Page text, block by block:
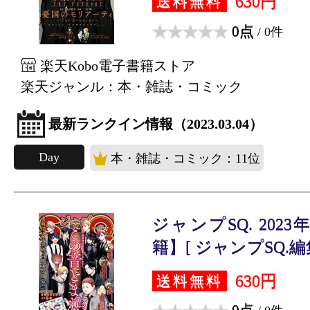
0点 / 0件
楽天Kobo電子書籍ストア
楽天ジャンル：本・雑誌・コミック
最新ランクイン情報（2023.03.04）
Day 本・雑誌・コミック：11位
ジャンプSQ. 2023
籍】[ ジャンプSQ.編
送料無料 630円